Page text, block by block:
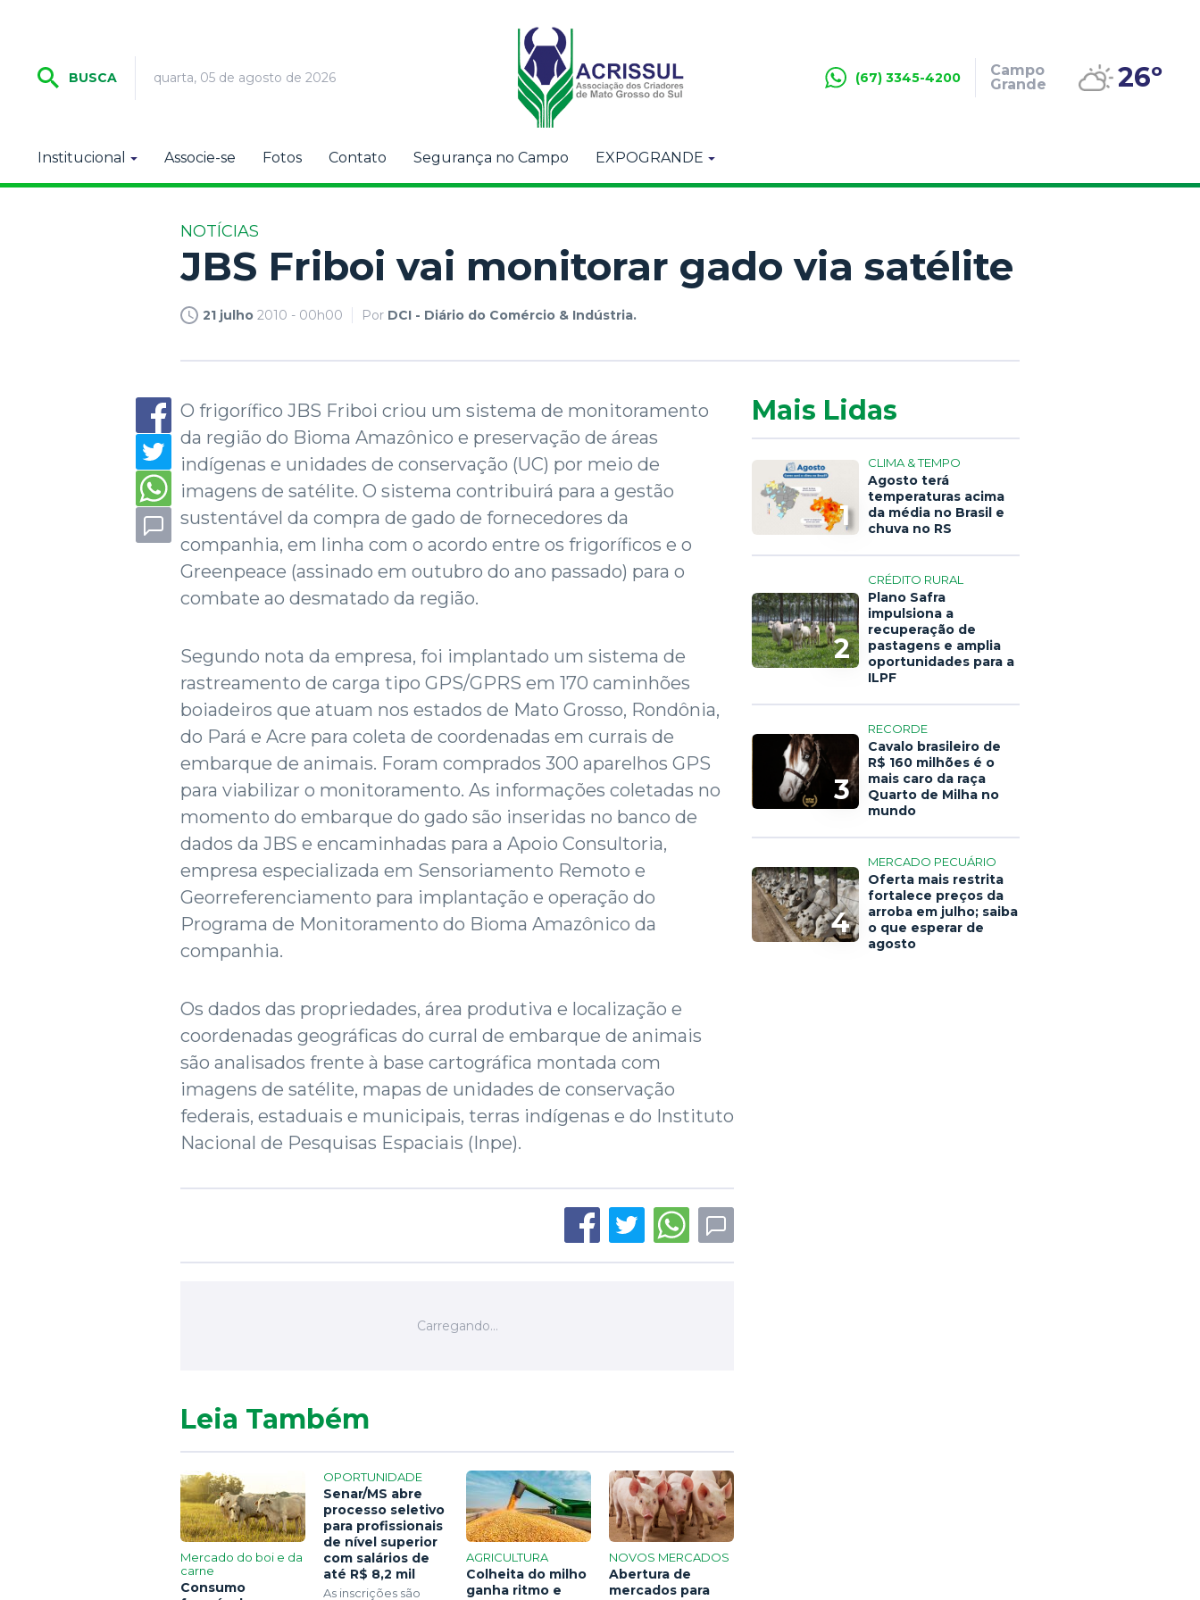
BUSCA quarta, 05 de agosto de 2026 (67) 3345-4200
Campo
Grande
26º
Institucional Associe-se Fotos Contato Segurança no Campo EXPOGRANDE
NOTÍCIAS
JBS Friboi vai monitorar gado via satélite
21 julho 2010 - 00h00 Por DCI - Diário do Comércio & Indústria.
O frigorífico JBS Friboi criou um sistema de monitoramento
da região do Bioma Amazônico e preservação de áreas
indígenas e unidades de conservação (UC) por meio de
imagens de satélite. O sistema contribuirá para a gestão
sustentável da compra de gado de fornecedores da
companhia, em linha com o acordo entre os frigoríficos e o
Greenpeace (assinado em outubro do ano passado) para o
combate ao desmatado da região.
Segundo nota da empresa, foi implantado um sistema de
rastreamento de carga tipo GPS/GPRS em 170 caminhões
boiadeiros que atuam nos estados de Mato Grosso, Rondônia,
do Pará e Acre para coleta de coordenadas em currais de
embarque de animais. Foram comprados 300 aparelhos GPS
para viabilizar o monitoramento. As informações coletadas no
momento do embarque do gado são inseridas no banco de
dados da JBS e encaminhadas para a Apoio Consultoria,
empresa especializada em Sensoriamento Remoto e
Georreferenciamento para implantação e operação do
Programa de Monitoramento do Bioma Amazônico da
companhia.
Os dados das propriedades, área produtiva e localização e
coordenadas geográficas do curral de embarque de animais
são analisados frente à base cartográfica montada com
imagens de satélite, mapas de unidades de conservação
federais, estaduais e municipais, terras indígenas e do Instituto
Nacional de Pesquisas Espaciais (Inpe).
Mais Lidas
1
CLIMA & TEMPO
Agosto terá
temperaturas acima
da média no Brasil e
chuva no RS
2
CRÉDITO RURAL
Plano Safra
impulsiona a
recuperação de
pastagens e amplia
oportunidades para a
ILPF
3
RECORDE
Cavalo brasileiro de
R$ 160 milhões é o
mais caro da raça
Quarto de Milha no
mundo
4
MERCADO PECUÁRIO
Oferta mais restrita
fortalece preços da
arroba em julho; saiba
o que esperar de
agosto
Leia Também
Mercado do boi e da
carne
Consumo
OPORTUNIDADE
Senar/MS abre
processo seletivo
para profissionais
de nível superior
com salários de
até R$ 8,2 mil
As inscrições são
AGRICULTURA
Colheita do milho
ganha ritmo e
NOVOS MERCADOS
Abertura de
mercados para